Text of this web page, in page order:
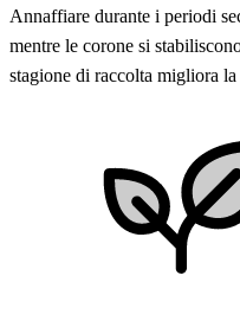
Annaffiare durante i periodi
mentre le corone si
stagione di raccolta migliora